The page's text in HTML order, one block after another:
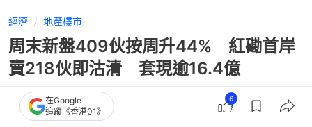
經濟 地產樓市
周末新盤409伙按周升44% 紅磡首岸
賣218伙即沽清 套現逾16.4億
在Google
追蹤《香港01》
6